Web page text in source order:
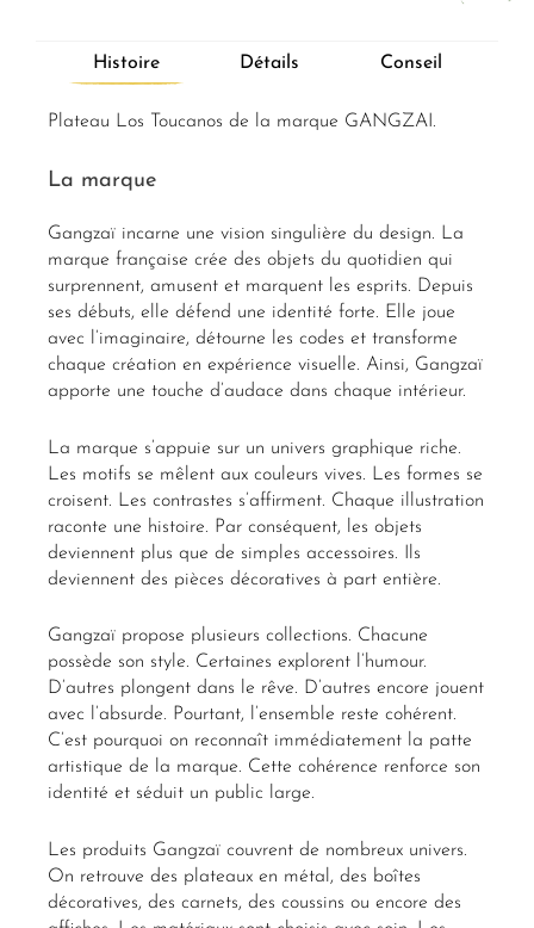
Histoire Détails Conseil
Plateau Los Toucanos de la marque GANGZAI.
La marque
Gangzaï incarne une vision singulière du design. La
marque française crée des objets du quotidien qui
surprennent, amusent et marquent les esprits. Depuis
ses débuts, elle défend une identité forte. Elle joue
avec l’imaginaire, détourne les codes et transforme
chaque création en expérience visuelle. Ainsi, Gangzaï
apporte une touche d’audace dans chaque intérieur.
La marque s’appuie sur un univers graphique riche.
Les motifs se mêlent aux couleurs vives. Les formes se
croisent. Les contrastes s’affirment. Chaque illustration
raconte une histoire. Par conséquent, les objets
deviennent plus que de simples accessoires. Ils
deviennent des pièces décoratives à part entière.
Gangzaï propose plusieurs collections. Chacune
possède son style. Certaines explorent l’humour.
D’autres plongent dans le rêve. D’autres encore jouent
avec l’absurde. Pourtant, l’ensemble reste cohérent.
C’est pourquoi on reconnaît immédiatement la patte
artistique de la marque. Cette cohérence renforce son
identité et séduit un public large.
Les produits Gangzaï couvrent de nombreux univers.
On retrouve des plateaux en métal, des boîtes
décoratives, des carnets, des coussins ou encore des